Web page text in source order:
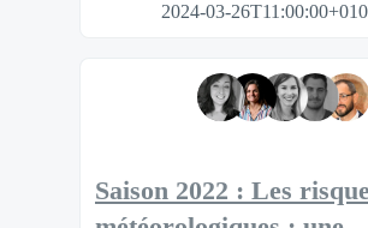
2024-03-
Saison 2022 : Les